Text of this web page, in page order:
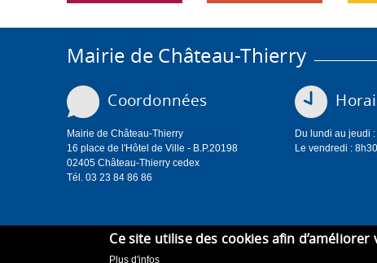
Mairie de Château-Thierry
Coordonnées
Mairie de Château-Thierry
16 place de l'Hôtel de Ville - B.P.20198
02405 Château-Thierry cedex
Tél. 03 23 84 86 86
Du lundi au jeudi
Le vendredi :
Ce site utilise des cookies afin
Plus d'infos